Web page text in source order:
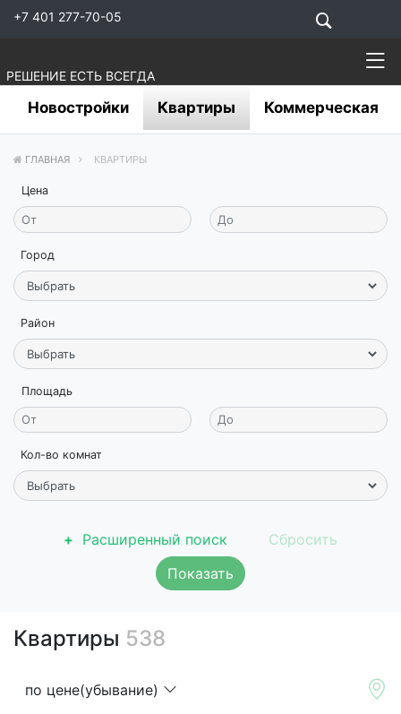
+7 401 277-70-05
РЕШЕНИЕ ЕСТЬ ВСЕГДА
Новостройки Квартиры Коммерческая
ГЛАВНАЯ КВАРТИРЫ
Цена
Город
Район
Площадь
Кол-во комнат
Расширенный поиск
Показать
Квартиры 538
по цене(убывание)